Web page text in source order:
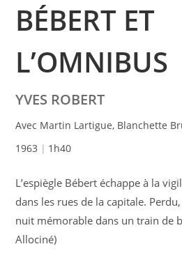
BÉBERT ET
L’OMNIBUS
YVES ROBERT
Avec Martin Lartigue, Blanchette
1963
1h40
L’espiègle Bébert échappe à la
dans les rues de la capitale.
nuit mémorable dans un train de
Allociné)